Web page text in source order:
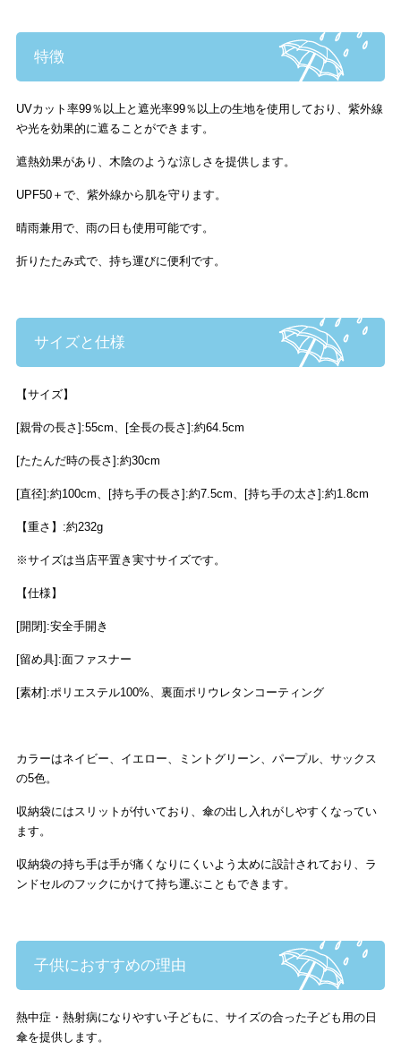
特徴
UVカット率99％以上と遮光率99％以上の生地を使用しており、紫外線
や光を効果的に遮ることができます。
遮熱効果があり、木陰のような涼しさを提供します。
UPF50＋で、紫外線から肌を守ります。
晴雨兼用で、雨の日も使用可能です。
折りたたみ式で、持ち運びに便利です。
サイズと仕様
【サイズ】
[親骨の長さ]:55cm、[全長の長さ]:約64.5cm
[たたんだ時の長さ]:約30cm
[直径]:約100cm、[持ち手の長さ]:約7.5cm、[持ち手の太さ]:約1.8cm
【重さ】:約232g
※サイズは当店平置き実寸サイズです。
【仕様】
[開閉]:安全手開き
[留め具]:面ファスナー
[素材]:ポリエステル100%、裏面ポリウレタンコーティング
カラーはネイビー、イエロー、ミントグリーン、パープル、サックス
の5色。
収納袋にはスリットが付いており、傘の出し入れがしやすくなってい
ます。
収納袋の持ち手は手が痛くなりにくいよう太めに設計されており、ラ
ンドセルのフックにかけて持ち運ぶこともできます。
子供におすすめの理由
熱中症・熱射病になりやすい子どもに、サイズの合った子ども用の日
傘を提供します。